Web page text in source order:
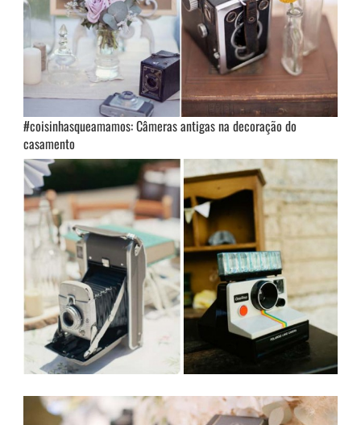
#coisinhasqueamamos: Câmeras antigas na decoração do
casamento